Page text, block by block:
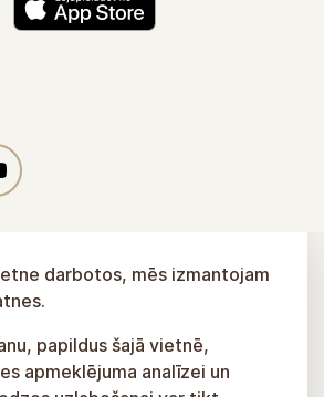
darbotos, mēs izmantojam
papildus šajā vietnē,
apmeklējuma analīzei un